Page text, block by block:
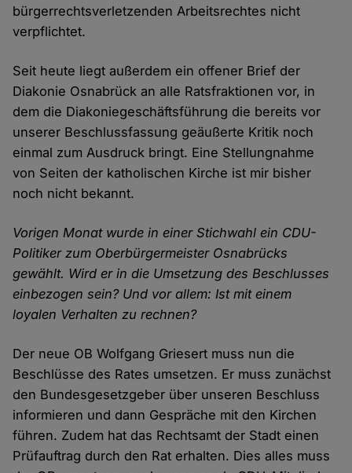
bürgerrechtsverletzenden Arbeitsrechtes nicht
verpflichtet.
Seit heute liegt außerdem ein offener Brief der
Diakonie Osnabrück an alle Ratsfraktionen vor, in
dem die Diakoniegeschäftsführung die bereits vor
unserer Beschlussfassung geäußerte Kritik noch
einmal zum Ausdruck bringt. Eine Stellungnahme
von Seiten der katholischen Kirche ist mir bisher
noch nicht bekannt.
Vorigen Monat wurde in einer Stichwahl ein CDU-
Politiker zum Oberbürgermeister Osnabrücks
gewählt. Wird er in die Umsetzung des Beschlusses
einbezogen sein? Und vor allem: Ist mit einem
loyalen Verhalten zu rechnen?
Der neue OB Wolfgang Griesert muss nun die
Beschlüsse des Rates umsetzen. Er muss zunächst
den Bundesgesetzgeber über unseren Beschluss
informieren und dann Gespräche mit den Kirchen
führen. Zudem hat das Rechtsamt der Stadt einen
Prüfauftrag durch den Rat erhalten. Dies alles muss